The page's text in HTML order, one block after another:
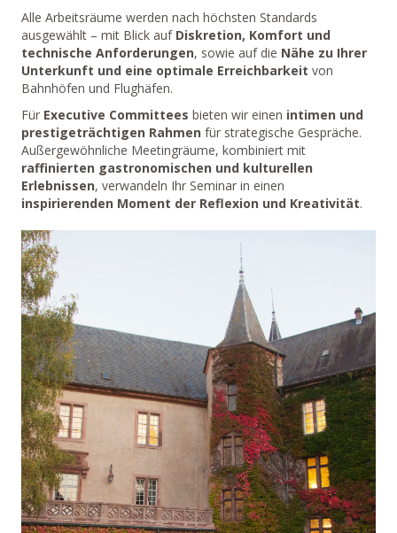
Alle Arbeitsräume werden nach höchsten Standards
ausgewählt – mit Blick auf Diskretion, Komfort und
technische Anforderungen, sowie auf die Nähe zu Ihrer
Unterkunft und eine optimale Erreichbarkeit von
Bahnhöfen und Flughäfen.
Für Executive Committees bieten wir einen intimen und
prestigeträchtigen Rahmen für strategische Gespräche.
Außergewöhnliche Meetingräume, kombiniert mit
raffinierten gastronomischen und kulturellen
Erlebnissen, verwandeln Ihr Seminar in einen
inspirierenden Moment der Reflexion und Kreativität.